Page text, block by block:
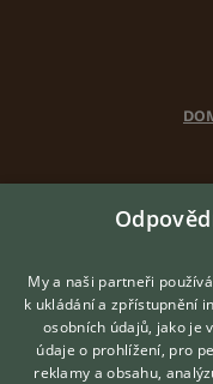
VÝBĚR
My a naši partneři
k ukládání a zpřístupnění
osobních údajů, jako je
údaje o prohlížení, pro
reklamy a obsahu,